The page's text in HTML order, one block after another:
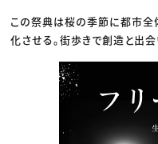
この祭典は桜の季節に都市全
化させる。街歩きで創造と出